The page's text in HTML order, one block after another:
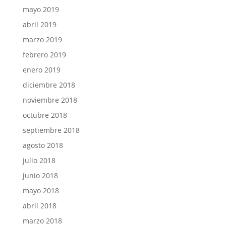
mayo 2019
abril 2019
marzo 2019
febrero 2019
enero 2019
diciembre 2018
noviembre 2018
octubre 2018
septiembre 2018
agosto 2018
julio 2018
junio 2018
mayo 2018
abril 2018
marzo 2018